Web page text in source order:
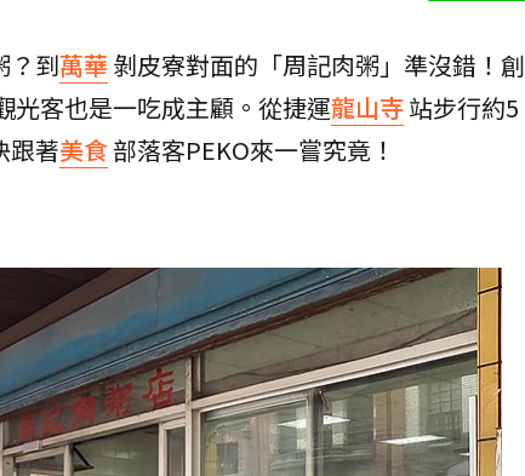
？到萬華 剝皮寮對面的「周記肉粥」準沒錯！創
光客也是一吃成主顧。從捷運龍山寺站步行約5
跟著美食部落客PEKO來一嘗究竟！